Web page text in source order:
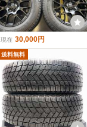
現在 30,000円
送料無料